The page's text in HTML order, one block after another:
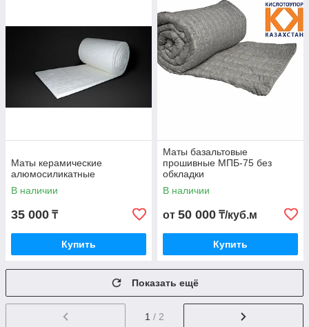
Маты керамические
алюмосиликатные
В наличии
35 000 ₸
Купить
Маты базальтовые
прошивные МПБ-75 без
обкладки
В наличии
от 50 000 ₸/куб.м
Купить
Показать ещё
1 / 2